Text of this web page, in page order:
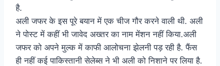
है.
अली जफर के इस पूरे बयान में एक चीज गौर करने वाली थी. अली
ने पोस्ट में कहीं भी जावेद अख्तर का नाम मेंशन नहीं किया.अली
जफर को अपने मुल्क में काफी आलोचना झेलनी पड़ रही है. फैंस
ही नहीं कई पाकिस्तानी सेलेब्स ने भी अली को निशाने पर लिया है.